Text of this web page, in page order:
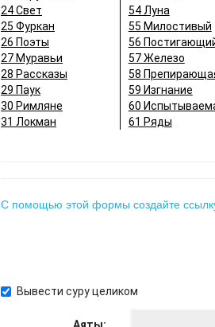
24 Свет
25 Фуркан
26 Поэты
27 Муравьи
28 Рассказы
29 Паук
30 Римляне
31 Локман
54 Луна
55 Милостивый
56
57 Железо
58
59 Изгнание
60
61 Ряды
С помощью этой формы создайте
Вывести суру целиком